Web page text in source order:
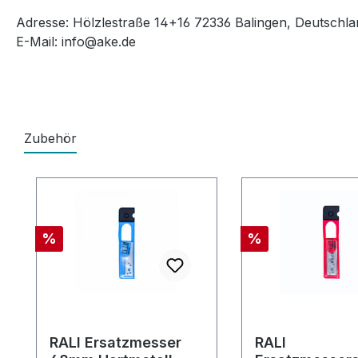
Adresse: Hölzlestraße 14+16 72336 Balingen,
E-Mail: info@ake.de
Zubehör
Rabatt
%
RALI Ersatzmesser
Rabatt
%
RALI